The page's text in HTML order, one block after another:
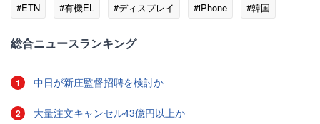
#ETN
#有機EL #ディスプレイ #iPhone #韓国
総合ニュースランキング
1 中日が新庄監督招聘を検討か
2 大量注文キャンセル43億円以上か